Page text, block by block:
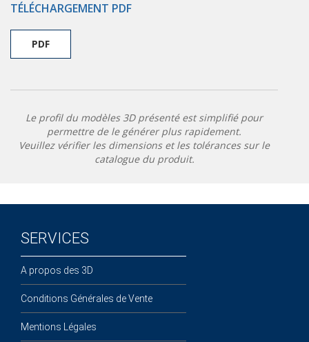
TÉLÉCHARGEMENT PDF
PDF
Le profil du modèles 3D présenté est simplifié pour
permettre de le générer plus rapidement.
Veuillez vérifier les dimensions et les tolérances sur le
catalogue du produit.
SERVICES
A propos des 3D
Conditions Générales de Vente
Mentions Légales